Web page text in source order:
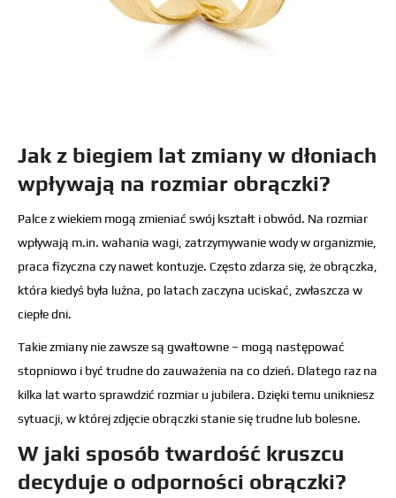
Jak z biegiem lat zmiany w dłoniach
wpływają na rozmiar obrączki?
Palce z wiekiem mogą zmieniać swój kształt i obwód. Na rozmiar
wpływają m.in. wahania wagi, zatrzymywanie wody w organizmie,
praca fizyczna czy nawet kontuzje. Często zdarza się, że obrączka,
która kiedyś była luźna, po latach zaczyna uciskać, zwłaszcza w
ciepłe dni.
Takie zmiany nie zawsze są gwałtowne – mogą następować
stopniowo i być trudne do zauważenia na co dzień. Dlatego raz na
kilka lat warto sprawdzić rozmiar u jubilera. Dzięki temu unikniesz
sytuacji, w której zdjęcie obrączki stanie się trudne lub bolesne.
W jaki sposób twardość kruszcu
decyduje o odporności obrączki?